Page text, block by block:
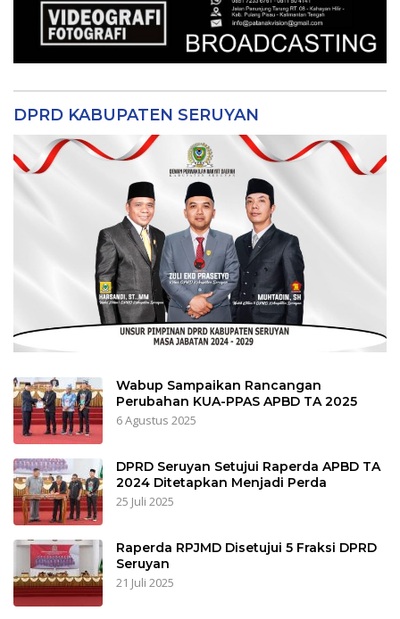
DPRD KABUPATEN SERUYAN
Wabup Sampaikan Rancangan
Perubahan KUA-PPAS APBD TA 2025
6 Agustus 2025
DPRD Seruyan Setujui Raperda APBD TA
2024 Ditetapkan Menjadi Perda
25 Juli 2025
Raperda RPJMD Disetujui 5 Fraksi DPRD
Seruyan
21 Juli 2025